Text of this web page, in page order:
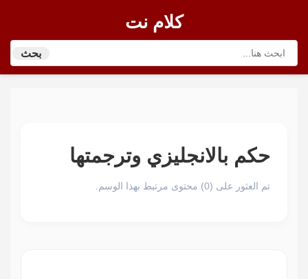
كلام نت
بحث
حكم بالانجليزي وترجمتها
تم العثور على (0) محتوى مرتبط بهذا الوسم.